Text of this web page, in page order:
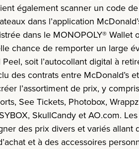
également scanner un code
dans l’application
dans le MONOPOLY® Wallet
chance de remporter un large
soit l’autocollant digital à
des contrats entre McDonald’s
l’assortiment de prix, y
See Tickets, Photobox,
SkullCandy et AO.com.
des prix divers et variés allant
et à des accessoires